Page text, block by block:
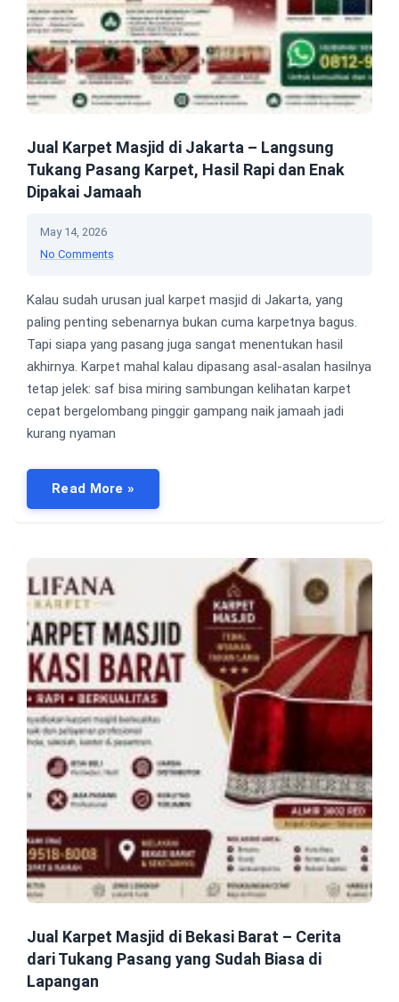
Jual Karpet Masjid di Jakarta – Langsung
Tukang Pasang Karpet, Hasil Rapi dan Enak
Dipakai Jamaah
May 14, 2026
No Comments
Kalau sudah urusan jual karpet masjid di Jakarta, yang
paling penting sebenarnya bukan cuma karpetnya bagus.
Tapi siapa yang pasang juga sangat menentukan hasil
akhirnya. Karpet mahal kalau dipasang asal-asalan hasilnya
tetap jelek: saf bisa miring sambungan kelihatan karpet
cepat bergelombang pinggir gampang naik jamaah jadi
kurang nyaman
Read More »
Jual Karpet Masjid di Bekasi Barat – Cerita
dari Tukang Pasang yang Sudah Biasa di
Lapangan